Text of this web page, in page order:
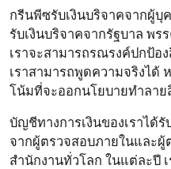
กรีนพีซรับเงินบริจาคจากผู้บุ
รับเงินบริจาคจากรัฐบาล พร
เราจะสามารถรณรงค์ปกป้อ
เราสามารถพูดความจริงได้
โน้มที่จะออกนโยบายทำลาย
บัญชีทางการเงินของเราได้
จากผู้ตรวจสอบภายในและ
สำนักงานทั่วโลก ในแต่ละปี